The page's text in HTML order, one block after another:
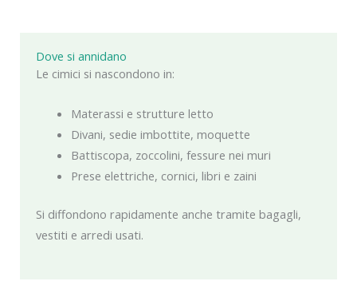
Dove si annidano
Le cimici si nascondono in:
Materassi e strutture letto
Divani, sedie imbottite, moquette
Battiscopa, zoccolini, fessure nei muri
Prese elettriche, cornici, libri e zaini
Si diffondono rapidamente anche tramite bagagli,
vestiti e arredi usati.